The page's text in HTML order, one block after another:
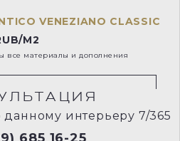
VENEZIANO CLASSIC
M2
все материалы и дополнения
интерьеру 7/365